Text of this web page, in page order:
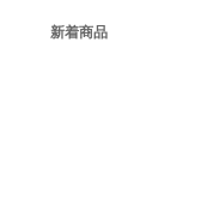
新着商品